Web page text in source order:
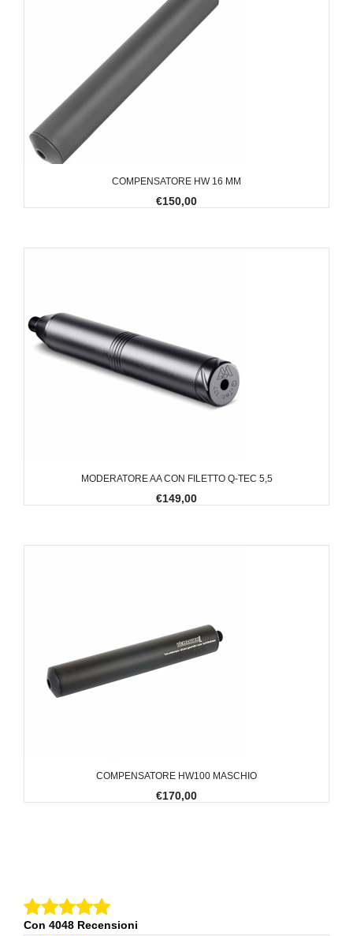
COMPENSATORE HW 16 MM
€150,00
MODERATORE AA CON FILETTO Q-TEC 5,5
€149,00
COMPENSATORE HW100 MASCHIO
€170,00
Con 4048 Recensioni